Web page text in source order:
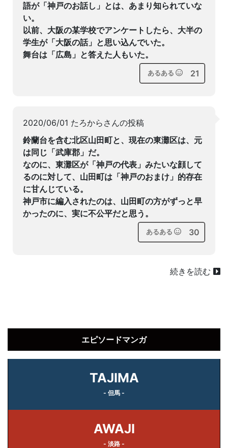
語が「神戸のお話し」とは、あまり知られていな
い。
以前、大阪の某学校でアンケートしたら、大半の
学生が「大阪の話」と思い込んでいた。
舞台は「広島」と答えた人もいた。
あるある 21
2020/06/01 たろからさんの投稿
鈴蘭台を含む北区山田町と、現在の東灘区は、元
は同じ「武庫郡」だ。
なのに、東灘区が「神戸の代表」みたいな顔して
るのに対して、山田町は「神戸のおまけ」的存在
に甘んじている。
神戸市に編入されたのは、山田町の方がずっと早
かったのに、実に不公平だと思う。
あるある 30
続きを読む
エピソードマンガ
TAJIMA
- 但馬 -
AWAJI
- 淡路 -